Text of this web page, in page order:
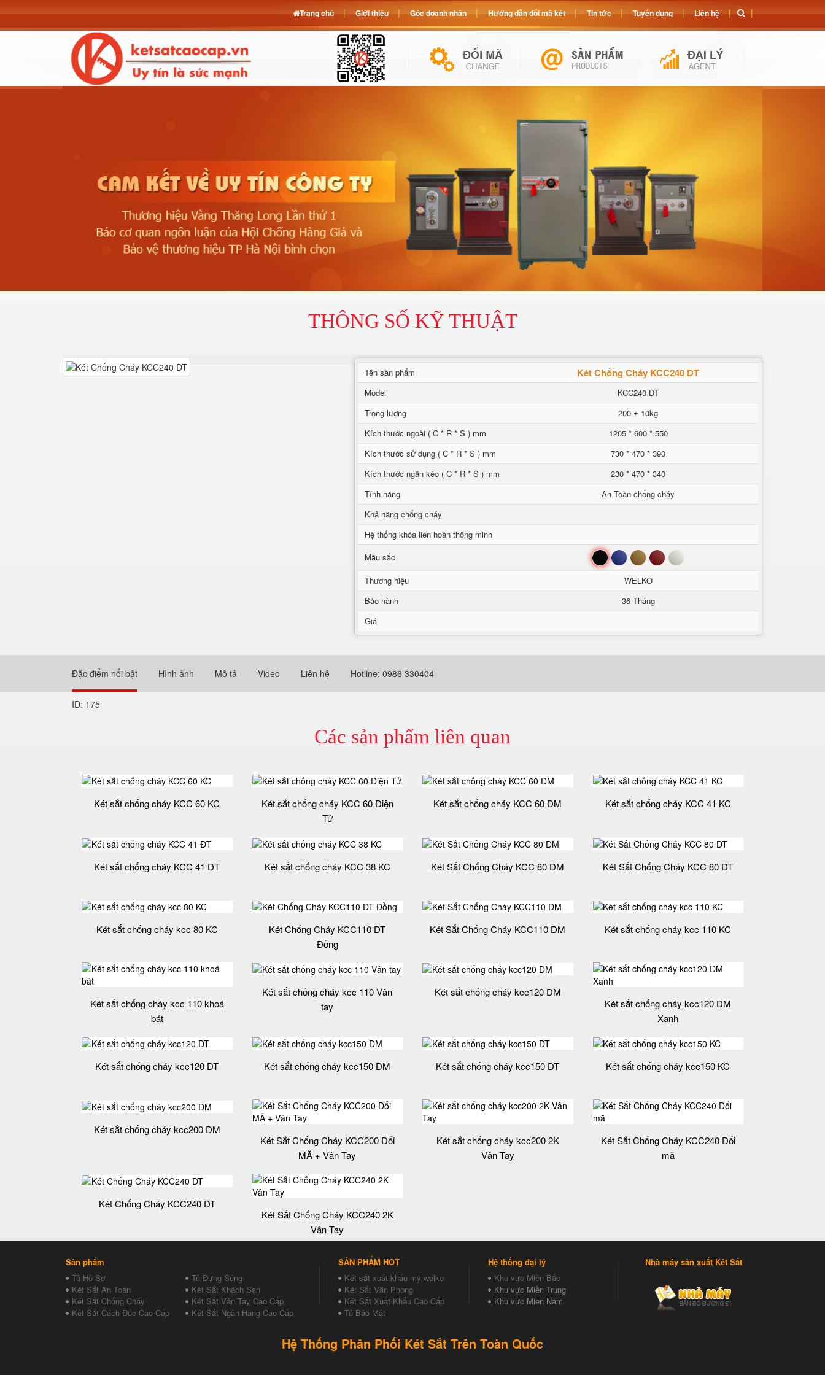
THÔNG SỐ KỸ THUẬT
Tên sản phẩm Két Chống Cháy KCC240 DT
Model
KCC240 DT
Trọng lượng
200 ± 10kg
Kích thước ngoài ( C * R * S ) mm
1205 * 600 * 550
Kích thước sử dụng ( C * R * S ) mm
730 * 470 * 390
Kích thước ngăn kéo ( C * R * S ) mm
230 * 470 * 340
Tính năng
An Toàn chống cháy
Khả năng chống cháy
Hệ thống khóa liên hoàn thông minh
Mầu sắc
Đen Xanh Nâu Đỏ Trắng
Thương hiệu
WELKO
Bảo hành
36 Tháng
Giá
Đặc điểm nổi bật Hình ảnh Mô tả Video Liên hệ Hotline: 0986 330404
ID: 175
Các sản phẩm liên quan
Két sắt chống cháy KCC 60 KC
Két sắt chống cháy KCC 60 Điện
Tử
Két sắt chống cháy KCC 60 ĐM Két sắt chống cháy KCC 41 KC
Két sắt chống cháy KCC 41 ĐT Két sắt chống cháy KCC 38 KC Két Sắt Chống Cháy KCC 80 DM Két Sắt Chống Cháy KCC 80 DT
Két sắt chống cháy kcc 80 KC
Két Chống Cháy KCC110 DT
Đồng
Két Sắt Chống Cháy KCC110 DM Két sắt chống cháy kcc 110 KC
Két sắt chống cháy kcc 110 khoá
bát
Két sắt chống cháy kcc 110 Vân
tay
Két sắt chống cháy kcc120 DM
Két sắt chống cháy kcc120 DM
Xanh
Két sắt chống cháy kcc120 DT Két sắt chống cháy kcc150 DM Két sắt chống cháy kcc150 DT Két sắt chống cháy kcc150 KC
Két sắt chống cháy kcc200 DM
Két Sắt Chống Cháy KCC200 Đổi
MÃ + Vân Tay
Két sắt chống cháy kcc200 2K
Vân Tay
Két Sắt Chống Cháy KCC240 Đổi
mã
Két Chống Cháy KCC240 DT
Két Sắt Chống Cháy KCC240 2K
Vân Tay
Sản phẩm
Tủ Hồ Sơ
Tủ Đựng Súng
Két Sắt An Toàn
Két Sắt Khách Sạn
Két Sắt Chống Cháy
Két Sắt Vân Tay Cao Cấp
Két Sắt Cách Đúc Cao Cấp
Két Sắt Ngân Hàng Cao Cấp
SẢN PHẨM HOT
Két sắt xuất khẩu mỹ welko
Két Sắt Văn Phòng
Két Sắt Xuất Khẩu Cao Cấp
Tủ Bảo Mật
Hệ thống đại lý
Khu vực Miền Bắc
Khu vực Miền Trung
Khu vực Miền Nam
Nhà máy sản xuất Két Sắt
Hệ Thống Phân Phối Két Sắt Trên Toàn Quốc
Trang chủ Giới thiệu Góc doanh nhân Hướng dẫn đổi mã két Tin tức Tuyển dụng Liên hệ